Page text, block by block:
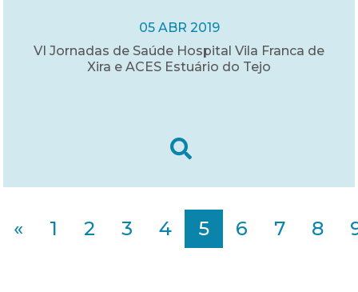
05 ABR 2019
VI Jornadas de Saúde Hospital Vila Franca de
Xira e ACES Estuário do Tejo
« 1 2 3 4 5 6 7 8